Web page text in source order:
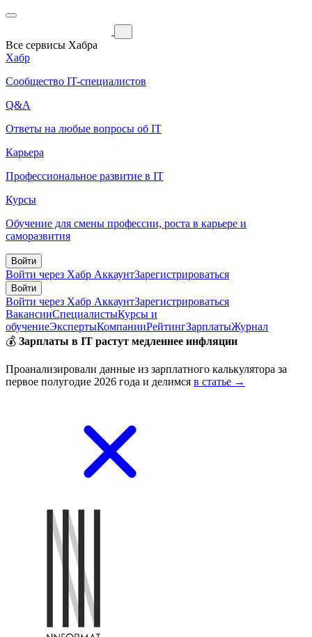
Все сервисы Хабра
Хабр
Сообщество IT-специалистов
Q&A
Ответы на любые вопросы об IT
Карьера
Профессиональное развитие в IT
Курсы
Обучение для смены профессии, роста в карьере и
саморазвития
Войти
Войти через Хабр АккаунтЗарегистрироваться
Войти
Войти через Хабр АккаунтЗарегистрироваться
ВакансииСпециалистыКурсы и
обучениеЭкспертыКомпанииРейтингЗарплатыЖурнал
💰 Зарплаты в IT растут медленнее инфляции
Проанализировали данные из зарплатного калькулятора за
первое полугодие 2026 года и делимся в статье →